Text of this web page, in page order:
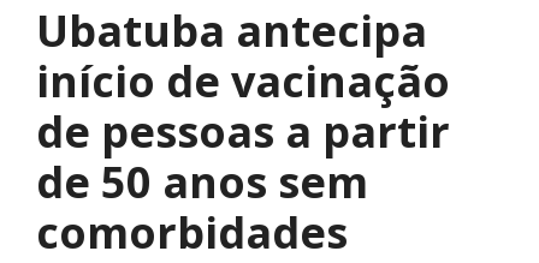
Ubatuba antecipa
início de vacinação
de pessoas a partir
de 50 anos sem
comorbidades